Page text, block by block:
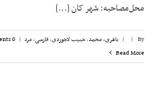
محل‌مصاحبه: شهر کان [...]
By
|
| باهری، محمد,حبیب لاجوردی,فارسی,مرد |
0 Comments
Read More